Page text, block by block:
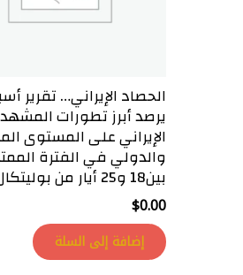
الحصاد الإيراني… تقرير
يرصد أبرز تطورات المشهد
الإيراني على المستوى
والدولي في الفترة
بين18 و25 أيار من بوليتكال كيز.
$0.00
إضافة إلى السلة